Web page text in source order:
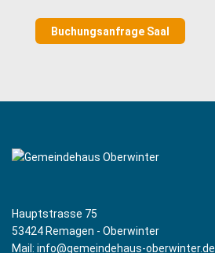
Buchungsanfrage Saal
Hauptstrasse 75
53424 Remagen - Oberwinter
Mail: info@gemeindehaus-oberwinter.de